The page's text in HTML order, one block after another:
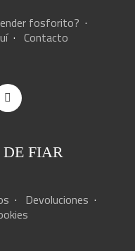
fosforito? ·
· Contacto
DE FIAR
· Devoluciones ·